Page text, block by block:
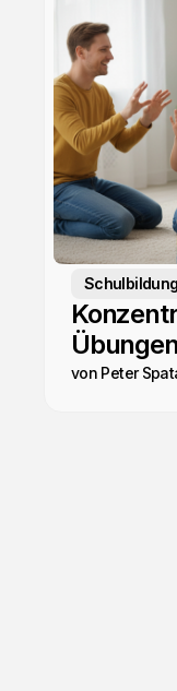
Schulbildung
von Peter